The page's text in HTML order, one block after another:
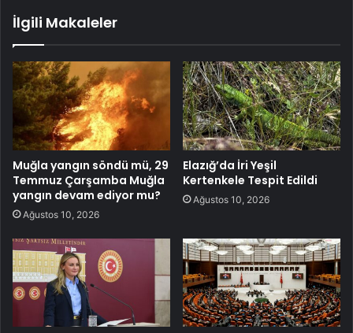
İlgili Makaleler
Muğla yangın söndü mü, 29
Temmuz Çarşamba Muğla
yangın devam ediyor mu?
Ağustos 10, 2026
Elazığ’da İri Yeşil
Kertenkele Tespit Edildi
Ağustos 10, 2026